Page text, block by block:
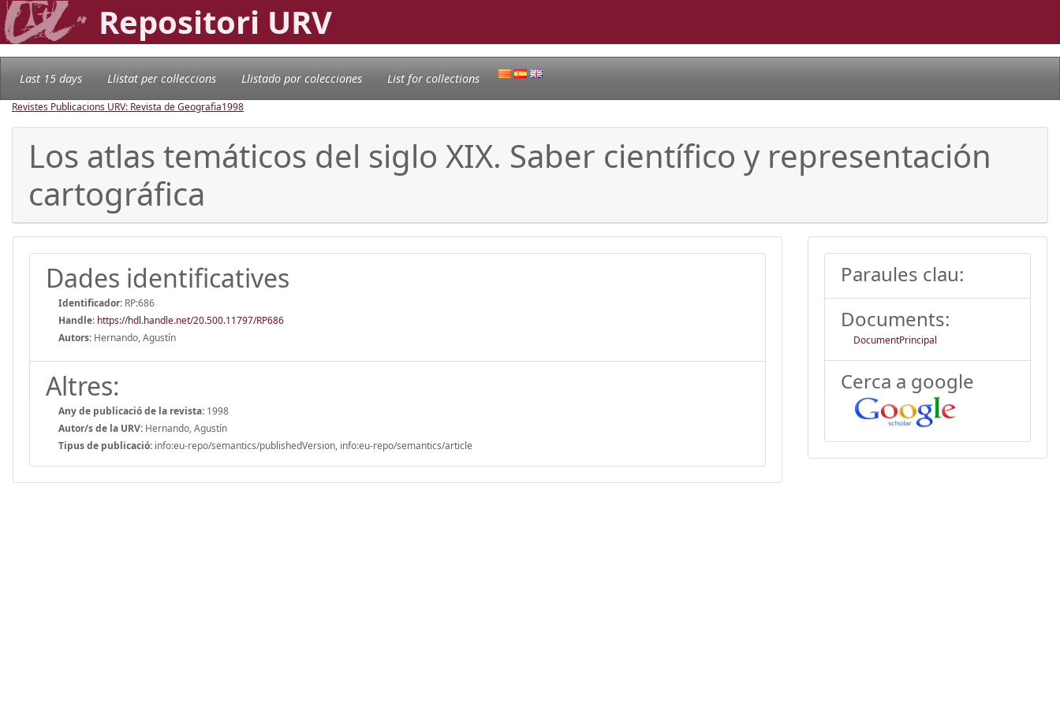
Repositori URV
Last 15 days Llistat per col·leccions Llistado por colecciones List for collections
Revistes Publicacions URV: Revista de Geografia1998
Los atlas temáticos del siglo XIX. Saber científico y representación
cartográfica
Dades identificatives
Identificador: RP:686
Handle: https://hdl.handle.net/20.500.11797/RP686
Autors: Hernando, Agustín
Altres:
Any de publicació de la revista: 1998
Autor/s de la URV: Hernando, Agustín
Tipus de publicació: info:eu-repo/semantics/publishedVersion, info:eu-repo/semantics/article
Paraules clau:
Documents:
DocumentPrincipal
Cerca a google